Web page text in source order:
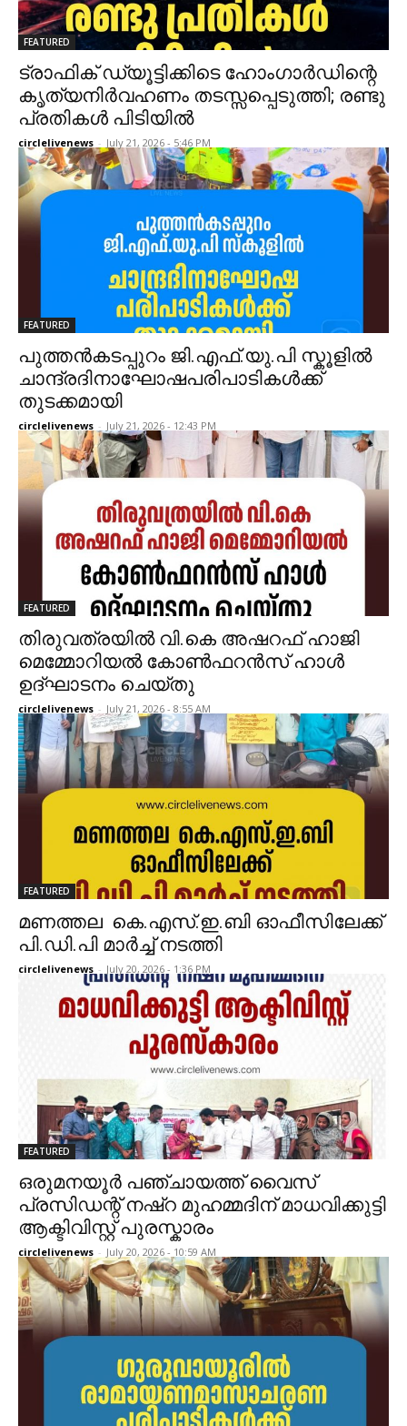
FEATURED
ട്രാഫിക് ഡ്യൂട്ടിക്കിടെ ഹോംഗാർഡിന്റെ
കൃത്യനിർവഹണം തടസ്സപ്പെടുത്തി; രണ്ടു
പ്രതികൾ പിടിയിൽ
circlelivenews - July 21, 2026 - 5:46 PM
FEATURED
പുത്തൻകടപ്പുറം ജി.എഫ്.യു.പി സ്കൂളിൽ
ചാന്ദ്രദിനാഘോഷപരിപാടികൾക്ക്
തുടക്കമായി
circlelivenews - July 21, 2026 - 12:43 PM
FEATURED
തിരുവത്രയിൽ വി.കെ അഷറഫ് ഹാജി
മെമ്മോറിയൽ കോൺഫറൻസ് ഹാൾ
ഉദ്ഘാടനം ചെയ്തു
circlelivenews - July 21, 2026 - 8:55 AM
FEATURED
മണത്തല കെ.എസ്.ഇ.ബി ഓഫീസിലേക്ക്
പി.ഡി.പി മാർച്ച് നടത്തി
circlelivenews - July 20, 2026 - 1:36 PM
FEATURED
ഒരുമനയൂർ പഞ്ചായത്ത് വൈസ്
പ്രസിഡന്റ് നഷ്റ മുഹമ്മദിന് മാധവിക്കുട്ടി
ആക്ടിവിസ്റ്റ് പുരസ്കാരം
circlelivenews - July 20, 2026 - 10:59 AM